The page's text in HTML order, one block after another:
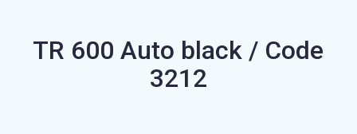
TR 600 Auto black / Code
3212